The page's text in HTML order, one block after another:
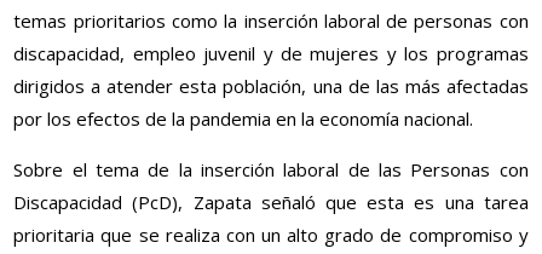
temas prioritarios como la inserción laboral de personas con
discapacidad, empleo juvenil y de mujeres y los programas
dirigidos a atender esta población, una de las más afectadas
por los efectos de la pandemia en la economía nacional.
Sobre el tema de la inserción laboral de las Personas con
Discapacidad (PcD), Zapata señaló que esta es una tarea
prioritaria que se realiza con un alto grado de compromiso y